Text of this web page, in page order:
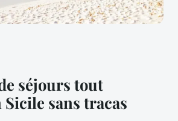
séjours tout
sans tracas